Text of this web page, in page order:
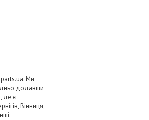
Ми
додавши
де є
Вінниця,